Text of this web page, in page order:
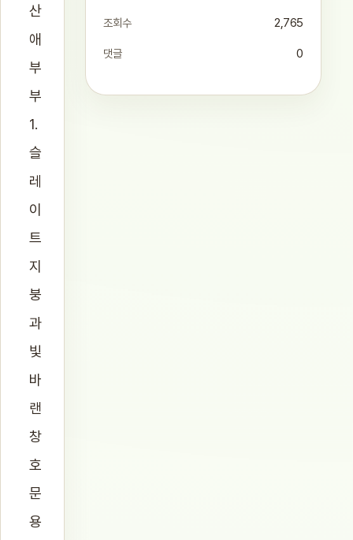
산
애
부
부
1.
슬
레
이
트
지
붕
과
빛
바
랜
창
호
문
용
조회수 2,765
댓글 0